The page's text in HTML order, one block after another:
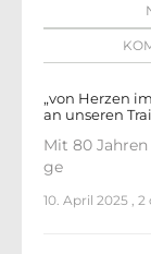
„von Herzen
an unseren
Mit 80
ge
10. April 2025 , 2